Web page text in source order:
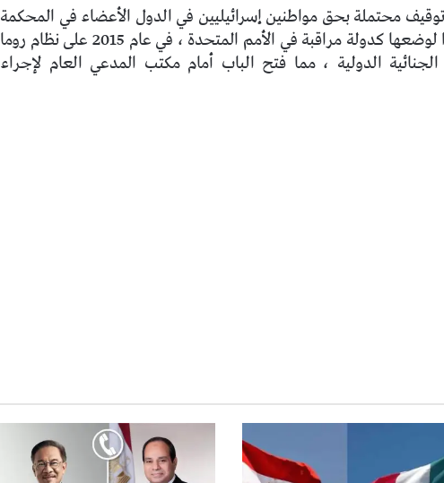
محتملة بحق مواطنين إسرائيليين في الدول الأعضاء في المحكمة
صادقت فلسطين ، نظرًا لوضعها كدولة مراقبة في الأمم المتحدة ، في عام 2015 على نظام روما
الدولية ، مما فتح الباب أمام مكتب المدعي العام لإجراء